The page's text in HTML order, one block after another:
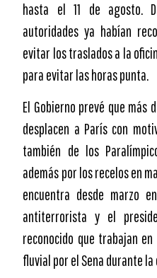
hasta el 11 de agosto.
autoridades ya habían
evitar los traslados a la
para evitar las horas punta.
El Gobierno prevé que más
desplacen a París con
también de los
además por los recelos en
encuentra desde marzo
antiterrorista y el
reconocido que trabajan
fluvial por el Sena durante